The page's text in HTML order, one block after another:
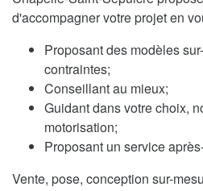
d'accompagner votre projet en
Proposant des modèles
contraintes;
Conseillant au mieux;
Guidant dans votre choix,
motorisation;
Proposant un service
Vente, pose, conception sur-